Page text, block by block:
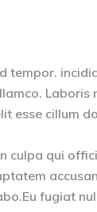
tempor.
Laboris
esse cillum
culpa qui
fugiat